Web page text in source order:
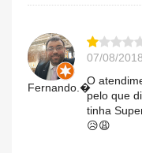
Fernando.�
07/08/
O
pelo que
tinha
😥😩